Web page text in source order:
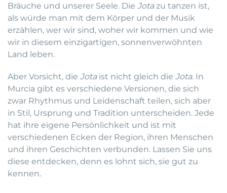
Bräuche und unserer Seele. Die Jotazu tanzen ist,
als würde man mit dem Körper und der Musik
erzählen, wer wir sind, woher wir kommen und wie
wir in diesem einzigartigen, sonnenverwöhnten
Land leben.
Aber Vorsicht, die Jotaist nicht gleich die Jota. In
Murcia gibt es verschiedene Versionen, die sich
zwar Rhythmus und Leidenschaft teilen, sich aber
in Stil, Ursprung und Tradition unterscheiden. Jede
hat ihre eigene Persönlichkeit und ist mit
verschiedenen Ecken der Region, ihren Menschen
und ihren Geschichten verbunden. Lassen Sie uns
diese entdecken, denn es lohnt sich, sie gut zu
kennen.